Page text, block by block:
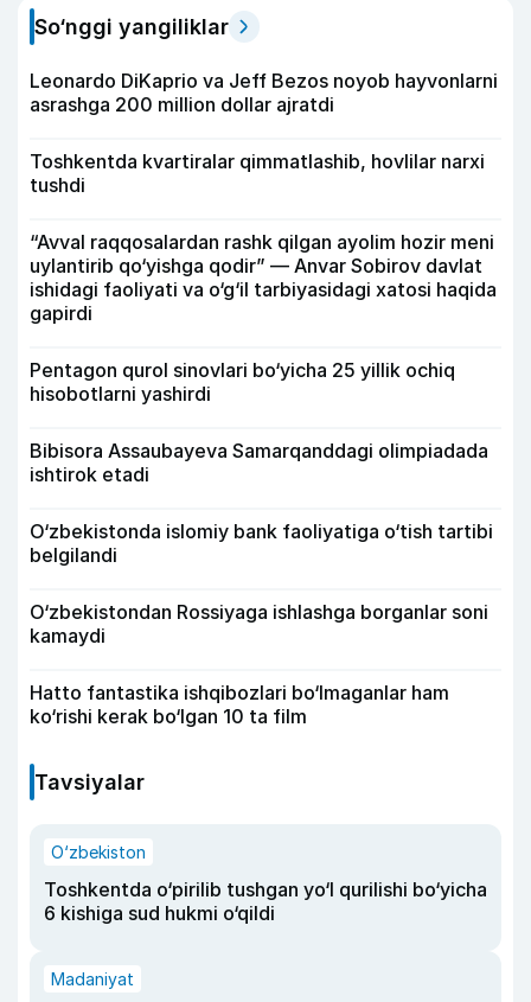
So‘nggi yangiliklar
Leonardo DiKaprio va Jeff Bezos noyob hayvonlarni
asrashga 200 million dollar ajratdi
Toshkentda kvartiralar qimmatlashib, hovlilar narxi
tushdi
“Avval raqqosalardan rashk qilgan ayolim hozir meni
uylantirib qo‘yishga qodir” — Anvar Sobirov davlat
ishidagi faoliyati va o‘g‘il tarbiyasidagi xatosi haqida
gapirdi
Pentagon qurol sinovlari bo‘yicha 25 yillik ochiq
hisobotlarni yashirdi
Bibisora Assaubayeva Samarqanddagi olimpiadada
ishtirok etadi
O‘zbekistonda islomiy bank faoliyatiga o‘tish tartibi
belgilandi
O‘zbekistondan Rossiyaga ishlashga borganlar soni
kamaydi
Hatto fantastika ishqibozlari bo‘lmaganlar ham
ko‘rishi kerak bo‘lgan 10 ta film
Tavsiyalar
O‘zbekiston
Toshkentda o‘pirilib tushgan yo‘l qurilishi bo‘yicha
6 kishiga sud hukmi o‘qildi
Madaniyat